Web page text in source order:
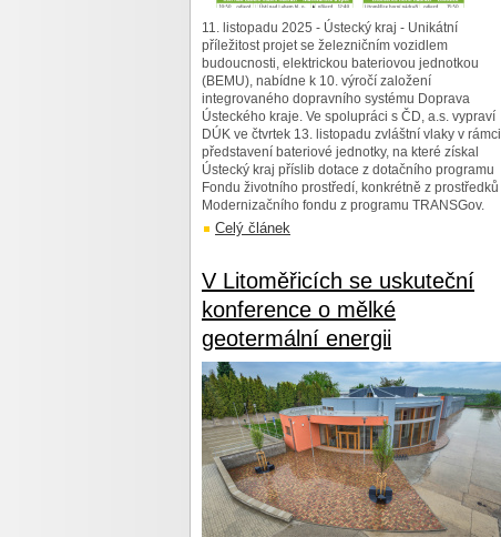
11. listopadu 2025 - Ústecký kraj - Unikátní
příležitost projet se železničním vozidlem
budoucnosti, elektrickou bateriovou jednotkou
(BEMU), nabídne k 10. výročí založení
integrovaného dopravního systému Doprava
Ústeckého kraje. Ve spolupráci s ČD, a.s. vypraví
DÚK ve čtvrtek 13. listopadu zvláštní vlaky v rámci
představení bateriové jednotky, na které získal
Ústecký kraj příslib dotace z dotačního programu
Fondu životního prostředí, konkrétně z prostředků
Modernizačního fondu z programu TRANSGov.
Celý článek
V Litoměřicích se uskuteční
konference o mělké
geotermální energii